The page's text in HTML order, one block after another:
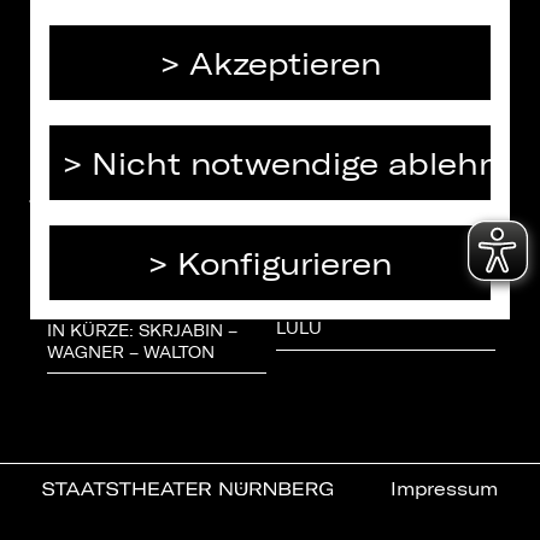
PASSEND DAZU:
In Kürze: Skrjabin –
Wagner – Walton
IN KÜRZE: SKRJABIN –
WAGNER – WALTON
EINFÜHRUNG ONLINE:
LULU
Impressum
Akzeptieren
Nicht notwendige ablehnen
Konfigurieren